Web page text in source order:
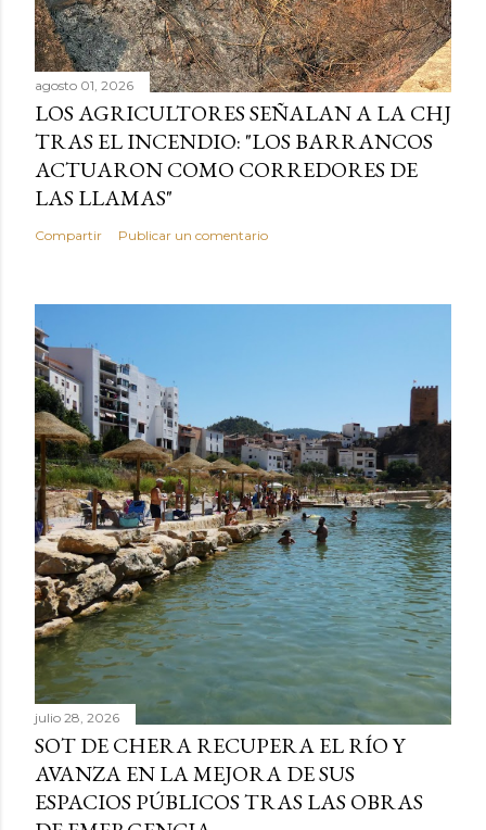
agosto 01, 2026
LOS AGRICULTORES SEÑALAN A LA CHJ
TRAS EL INCENDIO: "LOS BARRANCOS
ACTUARON COMO CORREDORES DE
LAS LLAMAS"
Compartir Publicar un comentario
julio 28, 2026
SOT DE CHERA RECUPERA EL RÍO Y
AVANZA EN LA MEJORA DE SUS
ESPACIOS PÚBLICOS TRAS LAS OBRAS